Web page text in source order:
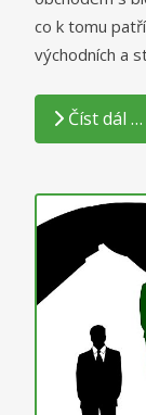
co k tomu
východních a
Číst dál …